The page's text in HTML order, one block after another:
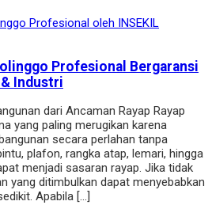
Profesional Bergaransi
Industri
dari Ancaman Rayap Rayap
yang paling merugikan karena
secara perlahan tanpa
plafon, rangka atap, lemari, hingga
menjadi sasaran rayap. Jika tidak
yang ditimbulkan dapat menyebabkan
Apabila […]